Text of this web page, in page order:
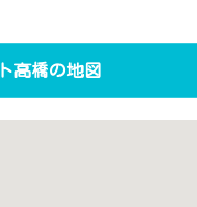
高橋の地図